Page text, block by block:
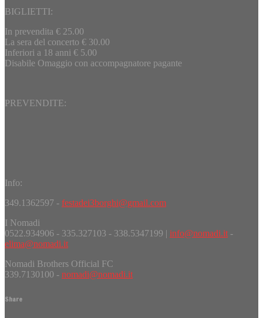
BIGLIETTI:
In prevendita € 25.00
La sera del concerto € 30.00
Inferiori a 18 anni € 5.00
Disabile Omaggio con accompagnatore pagante
PREVENDITE:
Info:
349.1362597 - festadei3borghi@gmail.com
I Nomadi
0522.934906 - 335.327103 - 338.5347199 | info@nomadi.it-
elima@nomadi.it
Nomadi Brothers Official FC
339.7130100 - nomadi@nomadi.it
Share